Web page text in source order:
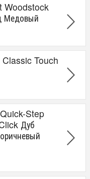
Woodstock
Медовый
Touch
Step
Дуб